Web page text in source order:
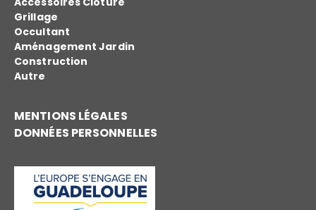
Grillage
Occultant
Aménagement Jardin
Construction
Autre
MENTIONS LÉGALES
DONNÉES PERSONNELLES